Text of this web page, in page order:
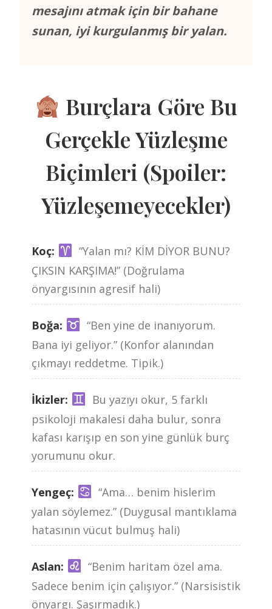
mesajını atmak için bir bahane
sunan, iyi kurgulanmış bir yalan.
Burçlara Göre Bu
Gerçekle Yüzleşme
Biçimleri (Spoiler:
Yüzleşemeyecekler)
Koç:
“Yalan mı? KİM DİYOR BUNU?
ÇIKSIN KARŞIMA!” (Doğrulama
önyargısının agresif hali)
Boğa:
“Ben yine de inanıyorum.
Bana iyi geliyor.” (Konfor alanından
çıkmayı reddetme. Tipik.)
İkizler:
Bu yazıyı okur, 5 farklı
psikoloji makalesi daha bulur, sonra
kafası karışıp en son yine günlük burç
yorumunu okur.
Yengeç:
“Ama… benim hislerim
yalan söylemez.” (Duygusal mantıklama
hatasının vücut bulmuş hali)
Aslan:
“Benim haritam özel ama.
Sadece benim için çalışıyor.” (Narsisistik
önyargı. Şaşırmadık.)